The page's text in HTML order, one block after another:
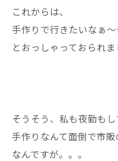
これからは、
手作りで行きたいなぁ〜
とおっしゃっておられま
そうそう、私も夜勤も
手作りなんて面倒で市
なんですが。。。